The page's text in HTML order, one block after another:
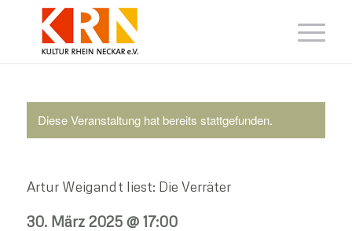
Diese Veranstaltung hat bereits stattgefunden.
Artur Weigandt liest: Die Verräter
30. März 2025 @ 17:00